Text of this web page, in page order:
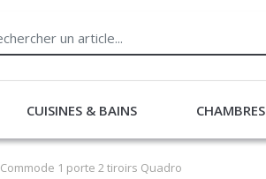
CUISINES & BAINS CHAMBRES
Commode 1 porte 2 tiroirs Quadro